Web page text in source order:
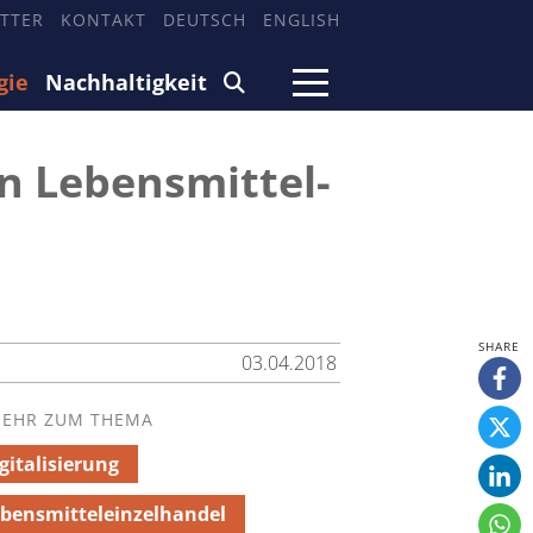
KONTAKT DEUTSCH ENGLISH
Nachhaltigkeit
Lebensmittel-
03.04.2018
ZUM THEMA